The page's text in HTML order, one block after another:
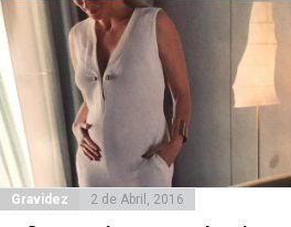
Gravidez 2 de Abril, 2016